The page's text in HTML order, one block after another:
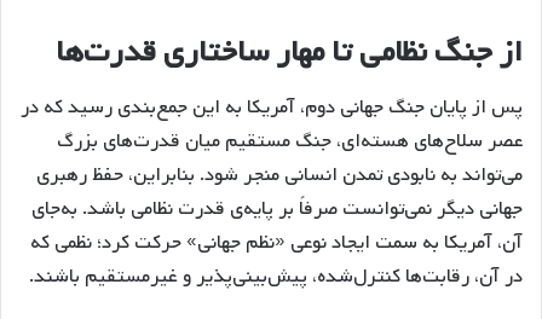
از جنگ نظامی تا مهار ساختاری قدرت‌ها
پس از پایان جنگ جهانی دوم، آمریکا به این جمع‌بندی رسید که در
عصر سلاح‌های هسته‌ای، جنگ مستقیم میان قدرت‌های بزرگ
می‌تواند به نابودی تمدن انسانی منجر شود. بنابراین، حفظ رهبری
جهانی دیگر نمی‌توانست صرفاً بر پایه‌ی قدرت نظامی باشد. به‌جای
آن، آمریکا به سمت ایجاد نوعی «نظم جهانی» حرکت کرد؛ نظمی که
در آن، رقابت‌ها کنترل‌شده، پیش‌بینی‌پذیر و غیرمستقیم باشند.